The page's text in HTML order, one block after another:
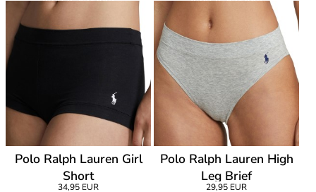
Polo Ralph Lauren Girl
Short
34,95 EUR
Polo Ralph Lauren High
Leg Brief
29,95 EUR